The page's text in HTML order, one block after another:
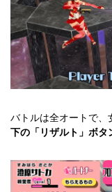
バトルは全オートで、
下の「リザルト」ボ